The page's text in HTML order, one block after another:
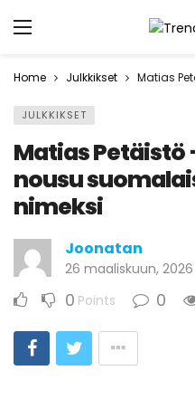
Home Julkkikset Matias
JULKKIKSET
Matias Petäistö
nousu
nimeksi
Joonatan
26 maaliskuun, 2026
0 Points 0